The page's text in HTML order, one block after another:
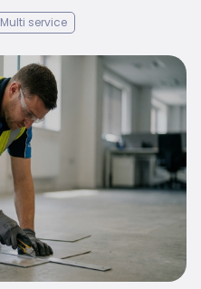
Multi service